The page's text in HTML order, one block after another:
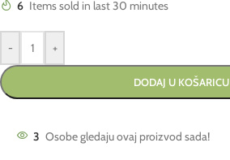
6 Items sold in last 30 minutes
- +
DODAJ U KOŠARICU
3 Osobe gledaju ovaj proizvod sada!